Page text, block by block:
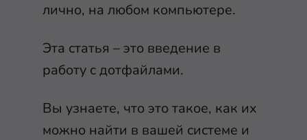
лично, на любом компьютере.
Эта статья – это введение в
работу с дотфайлами.
Вы узнаете, что это такое, как их
можно найти в вашей системе и